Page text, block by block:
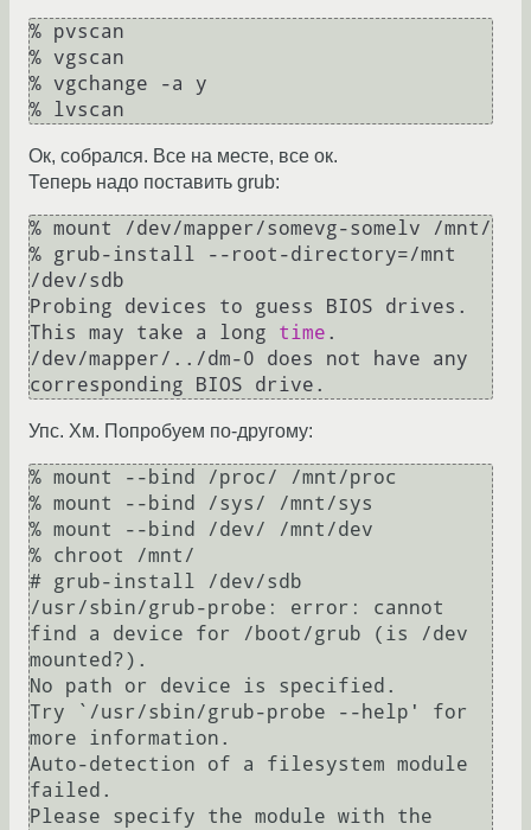
% pvscan
% vgscan
% vgchange -a y
% lvscan
Ок, собрался. Все на месте, все ок.
Теперь надо поставить grub:
% mount /dev/mapper/somevg-somelv /mnt/
% grub-install --root-directory=/mnt
/dev/sdb
Probing devices to guess BIOS drives.
This may take a long time .
/dev/mapper/../dm-0 does not have any
Упс. Хм. Попробуем по-другому:
% mount --bind /proc/ /mnt/proc
% mount --bind /sys/ /mnt/sys
% mount --bind /dev/ /mnt/dev
% chroot /mnt/
# grub-install /dev/sdb
/usr/sbin/grub-probe: error: cannot
find a device for /boot/grub (is /dev
mounted?).
No path or device is specified.
Try `/usr/sbin/grub-probe --help' for
more information.
Auto-detection of a filesystem module
failed.
Please specify the module with the